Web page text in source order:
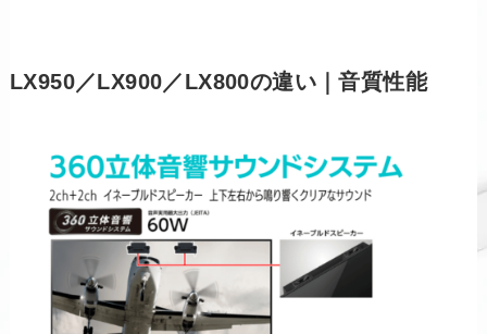
LX950／LX900／LX800の違い｜音質性能